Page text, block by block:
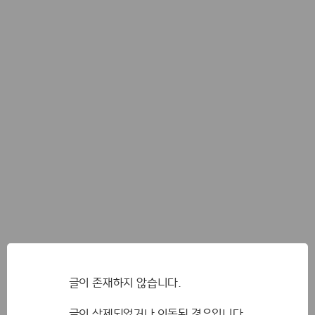
글이 존재하지 않습니다.